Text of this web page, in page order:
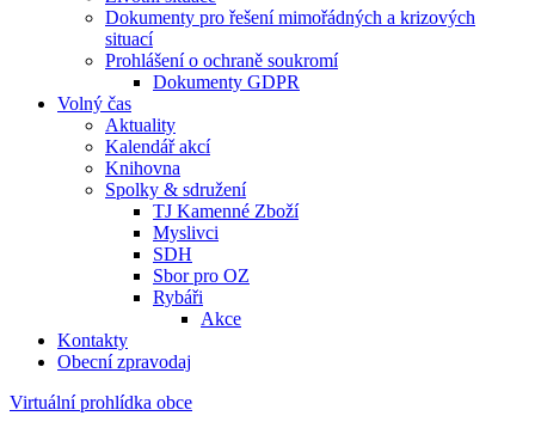
Dokumenty pro řešení mimořádných a krizových
situací
Prohlášení o ochraně soukromí
Dokumenty GDPR
Volný čas
Aktuality
Kalendář akcí
Knihovna
Spolky & sdružení
TJ Kamenné Zboží
Myslivci
SDH
Sbor pro OZ
Rybáři
Akce
Kontakty
Obecní zpravodaj
Virtuální prohlídka obce